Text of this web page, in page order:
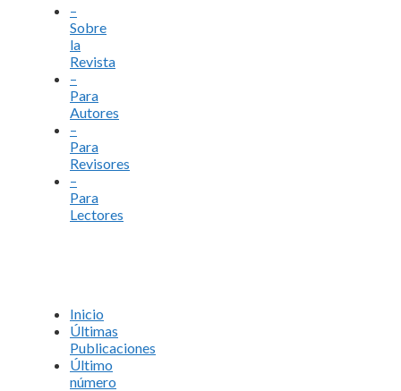
–
Sobre
la
Revista
–
Para
Autores
–
Para
Revisores
–
Para
Lectores
Inicio
Últimas
Publicaciones
Último
número